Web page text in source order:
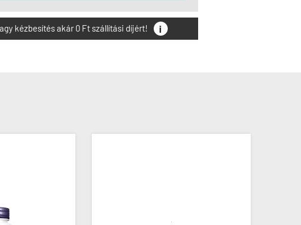
kézbesítés akár 0 Ft szállítási díjért! i